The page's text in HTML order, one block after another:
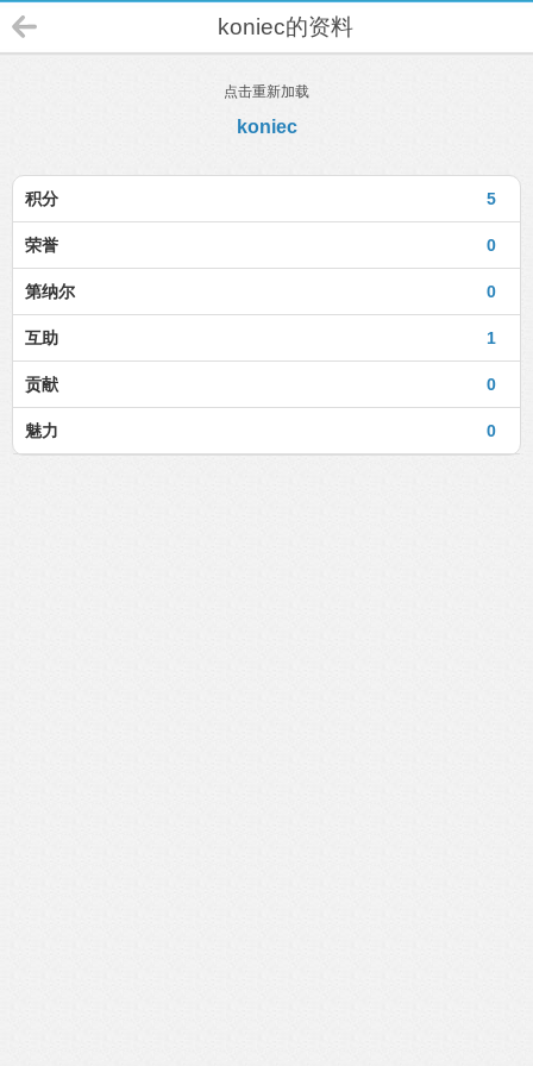
koniec的资料
点击重新加载
koniec
5
积分
0
荣誉
0
第纳尔
1
互助
0
贡献
0
魅力